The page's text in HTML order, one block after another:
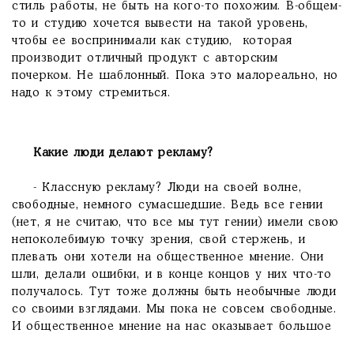
стиль работы, не быть на кого-то похожим. В-общем-
то и студию хочется вывести на такой уровень,
чтобы ее воспринимали как студию, которая
производит отличный продукт с авторским
почерком. Не шаблонный. Пока это малореально, но
надо к этому стремиться.
Какие люди делают рекламу?
- Классную рекламу? Люди на своей волне,
свободные, немного сумасшедшие. Ведь все гении
(нет, я не считаю, что все мы тут гении) имели свою
непоколебимую точку зрения, свой стержень, и
плевать они хотели на общественное мнение. Они
шли, делали ошибки, и в конце концов у них что-то
получалось. Тут тоже должны быть необычные люди
со своими взглядами. Мы пока не совсем свободные.
И общественное мнение на нас оказывает большое